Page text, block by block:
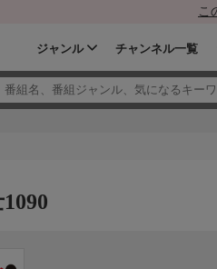
こ
ジャンル チャンネル一覧